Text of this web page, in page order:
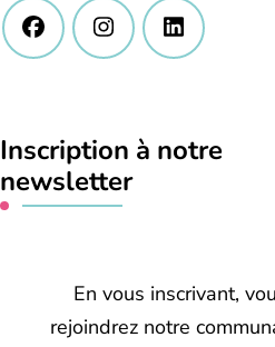
Inscription à notre
newsletter
En vous inscrivant,
rejoindrez notre